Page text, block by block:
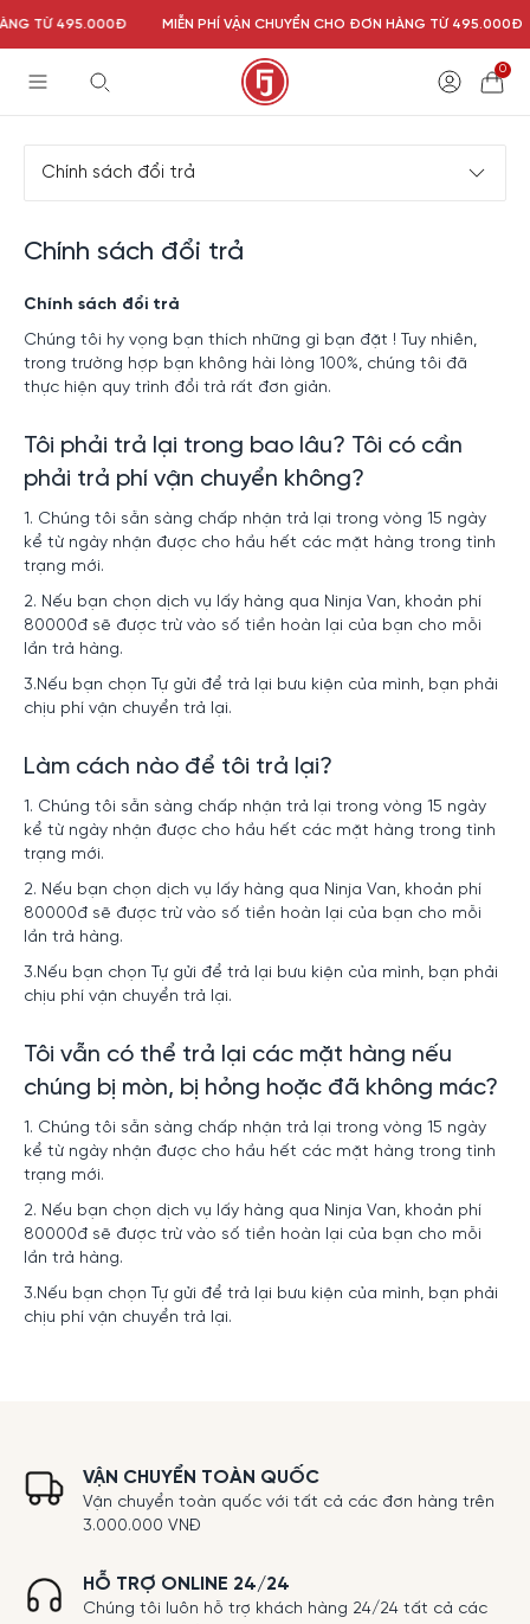
TỪ 495.000Đ MIỄN PHÍ VẬN CHUYỂN CHO ĐƠN HÀNG TỪ 495.000Đ
0
Chính sách đổi trả
Chính sách đổi trả
Chính sách đổi trả
Chúng tôi hy vọng bạn thích những gì bạn đặt ! Tuy nhiên,
trong trường hợp bạn không hài lòng 100%, chúng tôi đã
thực hiện quy trình đổi trả rất đơn giản.
Tôi phải trả lại trong bao lâu? Tôi có cần
phải trả phí vận chuyển không?
1. Chúng tôi sẵn sàng chấp nhận trả lại trong vòng 15 ngày
kể từ ngày nhận được cho hầu hết các mặt hàng trong tình
trạng mới.
2. Nếu bạn chọn dịch vụ lấy hàng qua Ninja Van, khoản phí
80000đ sẽ được trừ vào số tiền hoàn lại của bạn cho mỗi
lần trả hàng.
3.Nếu bạn chọn Tự gửi để trả lại bưu kiện của mình, bạn phải
chịu phí vận chuyển trả lại.
Làm cách nào để tôi trả lại?
1. Chúng tôi sẵn sàng chấp nhận trả lại trong vòng 15 ngày
kể từ ngày nhận được cho hầu hết các mặt hàng trong tình
trạng mới.
2. Nếu bạn chọn dịch vụ lấy hàng qua Ninja Van, khoản phí
80000đ sẽ được trừ vào số tiền hoàn lại của bạn cho mỗi
lần trả hàng.
3.Nếu bạn chọn Tự gửi để trả lại bưu kiện của mình, bạn phải
chịu phí vận chuyển trả lại.
Tôi vẫn có thể trả lại các mặt hàng nếu
chúng bị mòn, bị hỏng hoặc đã không mác?
1. Chúng tôi sẵn sàng chấp nhận trả lại trong vòng 15 ngày
kể từ ngày nhận được cho hầu hết các mặt hàng trong tình
trạng mới.
2. Nếu bạn chọn dịch vụ lấy hàng qua Ninja Van, khoản phí
80000đ sẽ được trừ vào số tiền hoàn lại của bạn cho mỗi
lần trả hàng.
3.Nếu bạn chọn Tự gửi để trả lại bưu kiện của mình, bạn phải
chịu phí vận chuyển trả lại.
VẬN CHUYỂN TOÀN QUỐC
Vận chuyển toàn quốc với tất cả các đơn hàng trên
3.000.000 VNĐ
HỖ TRỢ ONLINE 24/24
Chúng tôi luôn hỗ trợ khách hàng 24/24 tất cả các